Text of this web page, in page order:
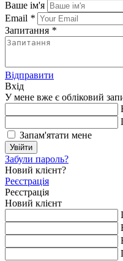
Ваше ім'я
Email *
Запитання *
Відправити
Вхід
У мене вже є обліковий
Запам'ятати мене
Увійти
Забули пароль?
Новий клієнт?
Реєстрація
Реєстрація
Новий клієнт